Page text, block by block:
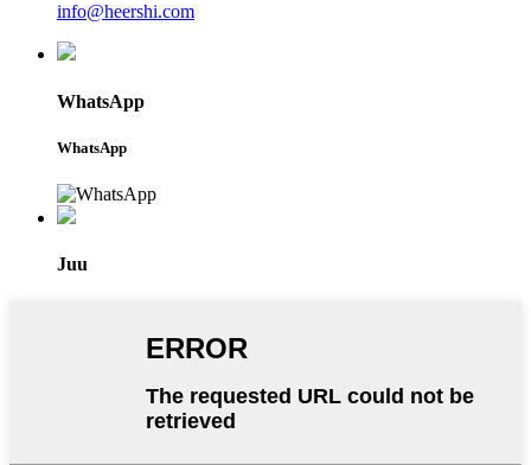
info@heershi.com
WhatsApp
WhatsApp
Juu